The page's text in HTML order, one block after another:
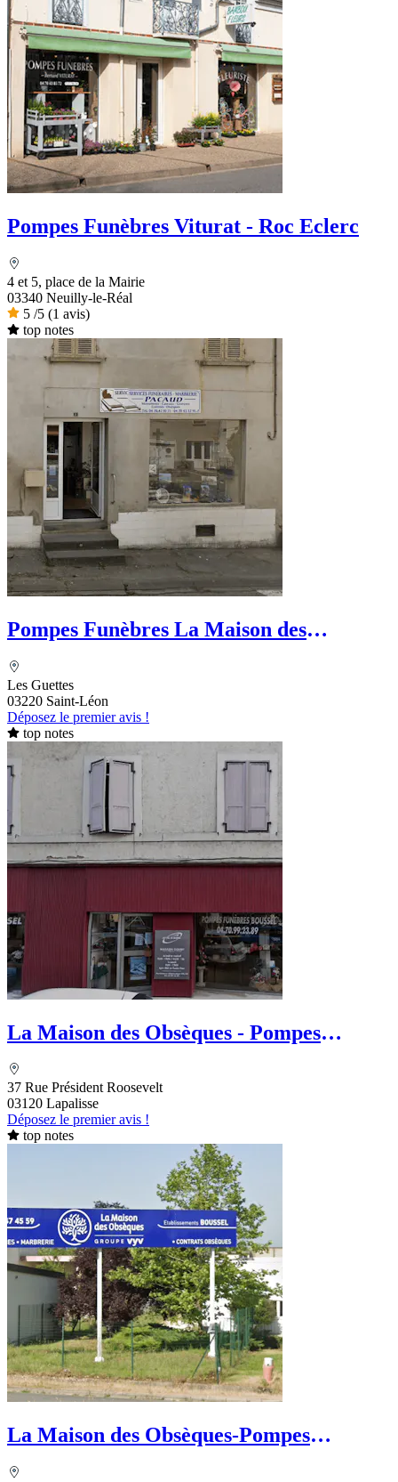
Pompes Funèbres Viturat - Roc Eclerc
4 et 5, place de la Mairie
03340 Neuilly-le-Réal
5 /5 (1 avis)
top notes
Pompes Funèbres La Maison des
Les Guettes
03220 Saint-Léon
Déposez le premier avis !
top notes
La Maison des Obsèques - Pompes
37 Rue Président Roosevelt
03120 Lapalisse
Déposez le premier avis !
top notes
La Maison des Obsèques-Pompes